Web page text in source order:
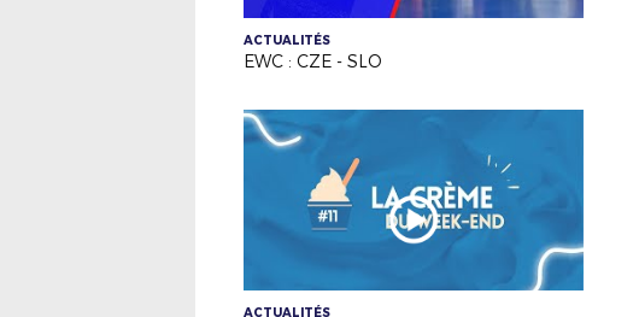
ACTUALITÉS
EWC : CZE - SLO
ACTUALITÉS